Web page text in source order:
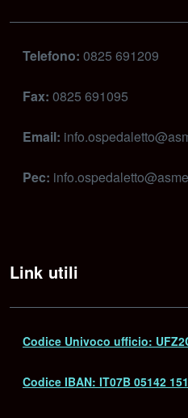
Telefono: 0825 691209
Fax: 0825 691095
Email:
Pec:
Link utili
Codice Univoco ufficio:
Codice IBAN: IT07B 05142